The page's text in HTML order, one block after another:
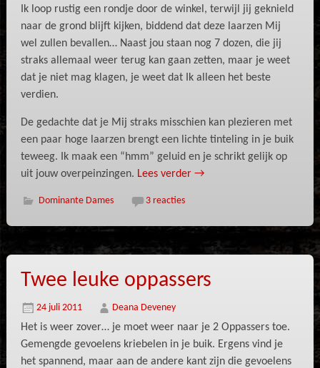
Ik loop rustig een rondje door de winkel, terwijl jij geknield
naar de grond blijft kijken, biddend dat deze laarzen Mij
wel zullen bevallen… Naast jou staan nog 7 dozen, die jij
straks allemaal weer terug kan gaan zetten, maar je weet
dat je niet mag klagen, je weet dat Ik alleen het beste
verdien.
De gedachte dat je Mij straks misschien kan plezieren met
een paar hoge laarzen brengt een lichte tinteling in je buik
teweeg. Ik maak een “hmm” geluid en je schrikt gelijk op
uit jouw overpeinzingen. Lees verder →
Dominante Dames 3 reacties
Twee leuke oppassers
24 juli 2011 Deana Deveney
Het is weer zover… je moet weer naar je 2 Oppassers toe.
Gemengde gevoelens kriebelen in je buik. Ergens vind je
het spannend, maar aan de andere kant zijn die gevoelens